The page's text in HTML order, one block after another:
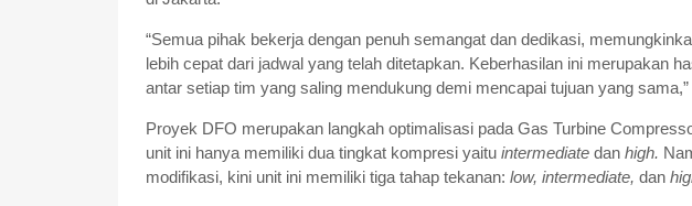
“Semua pihak bekerja dengan penuh semangat dan dedikasi,
lebih cepat dari jadwal yang telah ditetapkan. Keberhasilan ini merupakan
antar setiap tim yang saling mendukung demi mencapai tujuan yang sama,”
Proyek DFO merupakan langkah optimalisasi pada Gas Turbine
unit ini hanya memiliki dua tingkat kompresi yaitu intermediate dan high.
modifikasi, kini unit ini memiliki tiga tahap tekanan: low, intermediate, dan